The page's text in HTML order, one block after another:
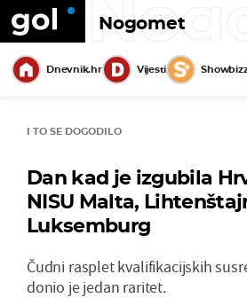
Nogomet
Dnevnik.hr Vijesti
I TO SE DOGODILO
Dan kad je izgubila
NISU Malta,
Luksemburg
Čudni rasplet kvalifikacijskih
donio je jedan raritet.